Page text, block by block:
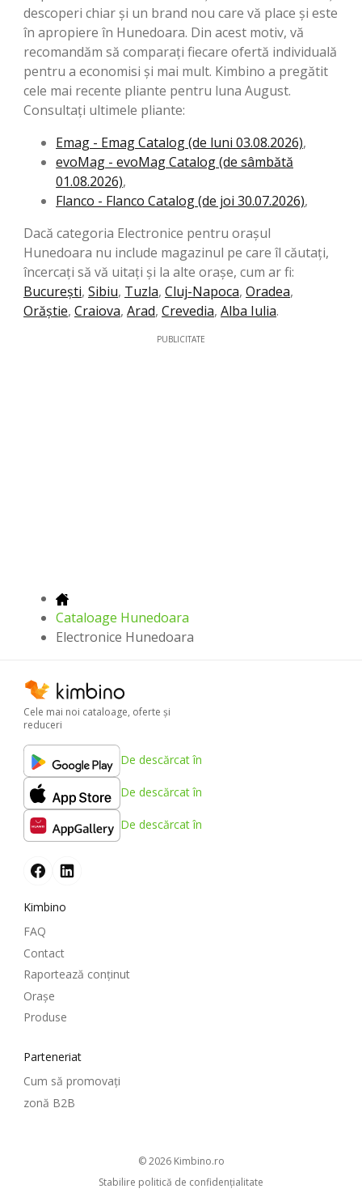
descoperi chiar și un brand nou care vă place și este
în apropiere în Hunedoara. Din acest motiv, vă
recomandăm să comparați fiecare ofertă individuală
pentru a economisi și mai mult. Kimbino a pregătit
cele mai recente pliante pentru luna August.
Consultați ultimele pliante:
Emag - Emag Catalog (de luni 03.08.2026),
evoMag - evoMag Catalog (de sâmbătă
01.08.2026),
Flanco - Flanco Catalog (de joi 30.07.2026),
Dacă categoria Electronice pentru orașul
Hunedoara nu include magazinul pe care îl căutați,
încercați să vă uitați și la alte orașe, cum ar fi:
București, Sibiu, Tuzla, Cluj-Napoca, Oradea,
Orăştie, Craiova, Arad, Crevedia, Alba Iulia.
PUBLICITATE
Cataloage Hunedoara
Electronice Hunedoara
Cele mai noi cataloage, oferte şi
reduceri
De descărcat în
De descărcat în
De descărcat în
Kimbino
FAQ
Contact
Raportează conținut
Oraşe
Produse
Parteneriat
Cum să promovați
zonă B2B
© 2026 kimbino.ro
Stabilire politică de confidenţialitate